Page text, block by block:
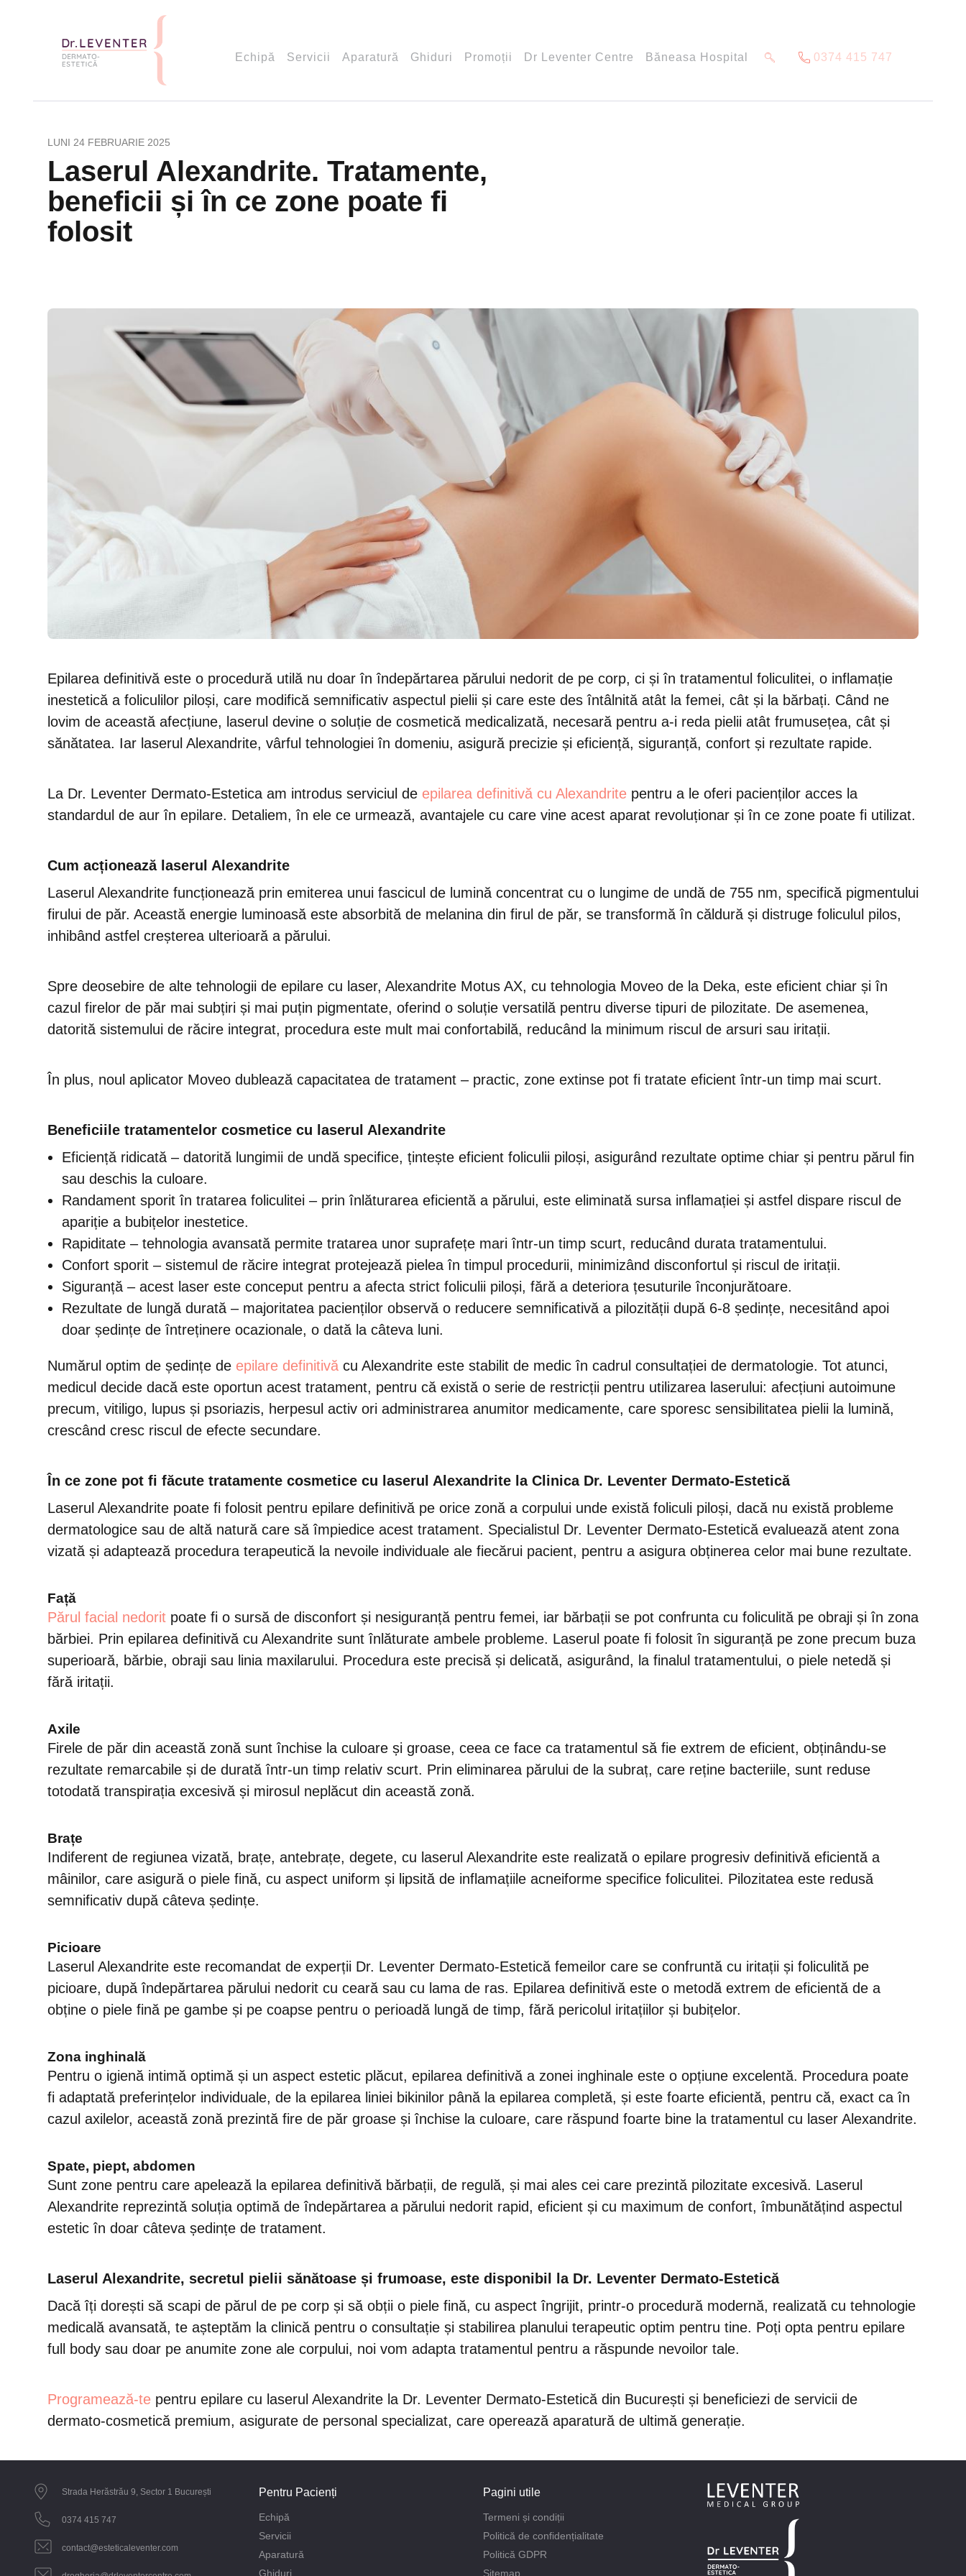
Echipă Servicii Aparatură Ghiduri Promoții Dr Leventer Centre Băneasa Hospital 0374 415 747
LUNI 24 FEBRUARIE 2025
Laserul Alexandrite. Tratamente,
beneficii și în ce zone poate fi
folosit
Epilarea definitivă este o procedură utilă nu doar în îndepărtarea părului nedorit de pe corp, ci și în tratamentul foliculitei, o inflamație
inestetică a foliculilor piloși, care modifică semnificativ aspectul pielii și care este des întâlnită atât la femei, cât și la bărbați. Când ne
lovim de această afecțiune, laserul devine o soluție de cosmetică medicalizată, necesară pentru a-i reda pielii atât frumusețea, cât și
sănătatea. Iar laserul Alexandrite, vârful tehnologiei în domeniu, asigură precizie și eficiență, siguranță, confort și rezultate rapide.
La Dr. Leventer Dermato-Estetica am introdus serviciul de epilarea definitivă cu Alexandrite pentru a le oferi pacienților acces la
standardul de aur în epilare. Detaliem, în ele ce urmează, avantajele cu care vine acest aparat revoluționar și în ce zone poate fi utilizat.
Cum acționează laserul Alexandrite
Laserul Alexandrite funcționează prin emiterea unui fascicul de lumină concentrat cu o lungime de undă de 755 nm, specifică pigmentului
firului de păr. Această energie luminoasă este absorbită de melanina din firul de păr, se transformă în căldură și distruge foliculul pilos,
inhibând astfel creșterea ulterioară a părului.
Spre deosebire de alte tehnologii de epilare cu laser, Alexandrite Motus AX, cu tehnologia Moveo de la Deka, este eficient chiar și în
cazul firelor de păr mai subțiri și mai puțin pigmentate, oferind o soluție versatilă pentru diverse tipuri de pilozitate. De asemenea,
datorită sistemului de răcire integrat, procedura este mult mai confortabilă, reducând la minimum riscul de arsuri sau iritații.
În plus, noul aplicator Moveo dublează capacitatea de tratament – practic, zone extinse pot fi tratate eficient într-un timp mai scurt.
Beneficiile tratamentelor cosmetice cu laserul Alexandrite
Eficiență ridicată – datorită lungimii de undă specifice, țintește eficient foliculii piloși, asigurând rezultate optime chiar și pentru părul fin
sau deschis la culoare.
Randament sporit în tratarea foliculitei – prin înlăturarea eficientă a părului, este eliminată sursa inflamației și astfel dispare riscul de
apariție a bubițelor inestetice.
Rapiditate – tehnologia avansată permite tratarea unor suprafețe mari într-un timp scurt, reducând durata tratamentului.
Confort sporit – sistemul de răcire integrat protejează pielea în timpul procedurii, minimizând disconfortul și riscul de iritații.
Siguranță – acest laser este conceput pentru a afecta strict foliculii piloși, fără a deteriora țesuturile înconjurătoare.
Rezultate de lungă durată – majoritatea pacienților observă o reducere semnificativă a pilozității după 6-8 ședințe, necesitând apoi
doar ședințe de întreținere ocazionale, o dată la câteva luni.
Numărul optim de ședințe de epilare definitivă cu Alexandrite este stabilit de medic în cadrul consultației de dermatologie. Tot atunci,
medicul decide dacă este oportun acest tratament, pentru că există o serie de restricții pentru utilizarea laserului: afecțiuni autoimune
precum, vitiligo, lupus și psoriazis, herpesul activ ori administrarea anumitor medicamente, care sporesc sensibilitatea pielii la lumină,
crescând cresc riscul de efecte secundare.
În ce zone pot fi făcute tratamente cosmetice cu laserul Alexandrite la Clinica Dr. Leventer Dermato-Estetică
Laserul Alexandrite poate fi folosit pentru epilare definitivă pe orice zonă a corpului unde există foliculi piloși, dacă nu există probleme
dermatologice sau de altă natură care să împiedice acest tratament. Specialistul Dr. Leventer Dermato-Estetică evaluează atent zona
vizată și adaptează procedura terapeutică la nevoile individuale ale fiecărui pacient, pentru a asigura obținerea celor mai bune rezultate.
Față
Părul facial nedorit poate fi o sursă de disconfort și nesiguranță pentru femei, iar bărbații se pot confrunta cu foliculită pe obraji și în zona
bărbiei. Prin epilarea definitivă cu Alexandrite sunt înlăturate ambele probleme. Laserul poate fi folosit în siguranță pe zone precum buza
superioară, bărbie, obraji sau linia maxilarului. Procedura este precisă și delicată, asigurând, la finalul tratamentului, o piele netedă și
fără iritații.
Axile
Firele de păr din această zonă sunt închise la culoare și groase, ceea ce face ca tratamentul să fie extrem de eficient, obținându-se
rezultate remarcabile și de durată într-un timp relativ scurt. Prin eliminarea părului de la subraț, care reține bacteriile, sunt reduse
totodată transpirația excesivă și mirosul neplăcut din această zonă.
Brațe
Indiferent de regiunea vizată, brațe, antebrațe, degete, cu laserul Alexandrite este realizată o epilare progresiv definitivă eficientă a
mâinilor, care asigură o piele fină, cu aspect uniform și lipsită de inflamațiile acneiforme specifice foliculitei. Pilozitatea este redusă
semnificativ după câteva ședințe.
Picioare
Laserul Alexandrite este recomandat de experții Dr. Leventer Dermato-Estetică femeilor care se confruntă cu iritații și foliculită pe
picioare, după îndepărtarea părului nedorit cu ceară sau cu lama de ras. Epilarea definitivă este o metodă extrem de eficientă de a
obține o piele fină pe gambe și pe coapse pentru o perioadă lungă de timp, fără pericolul iritațiilor și bubițelor.
Zona inghinală
Pentru o igienă intimă optimă și un aspect estetic plăcut, epilarea definitivă a zonei inghinale este o opțiune excelentă. Procedura poate
fi adaptată preferințelor individuale, de la epilarea liniei bikinilor până la epilarea completă, și este foarte eficientă, pentru că, exact ca în
cazul axilelor, această zonă prezintă fire de păr groase și închise la culoare, care răspund foarte bine la tratamentul cu laser Alexandrite.
Spate, piept, abdomen
Sunt zone pentru care apelează la epilarea definitivă bărbații, de regulă, și mai ales cei care prezintă pilozitate excesivă. Laserul
Alexandrite reprezintă soluția optimă de îndepărtarea a părului nedorit rapid, eficient și cu maximum de confort, îmbunătățind aspectul
estetic în doar câteva ședințe de tratament.
Laserul Alexandrite, secretul pielii sănătoase și frumoase, este disponibil la Dr. Leventer Dermato-Estetică
Dacă îți dorești să scapi de părul de pe corp și să obții o piele fină, cu aspect îngrijit, printr-o procedură modernă, realizată cu tehnologie
medicală avansată, te așteptăm la clinică pentru o consultație și stabilirea planului terapeutic optim pentru tine. Poți opta pentru epilare
full body sau doar pe anumite zone ale corpului, noi vom adapta tratamentul pentru a răspunde nevoilor tale.
Programează-te pentru epilare cu laserul Alexandrite la Dr. Leventer Dermato-Estetică din București și beneficiezi de servicii de
dermato-cosmetică premium, asigurate de personal specializat, care operează aparatură de ultimă generație.
Strada Herăstrău 9, Sector 1 București
0374 415 747
contact@esteticaleventer.com
Pentru Pacienți
Echipă
Servicii
Aparatură
Ghiduri
Pagini utile
Termeni și condiții
Politică de confidențialitate
Politică GDPR
Sitemap